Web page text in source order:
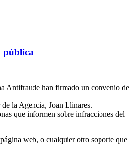
pública
Antifraude han firmado un convenio de
la Agencia, Joan Llinares.
que informen sobre infracciones del
web, o cualquier otro soporte que